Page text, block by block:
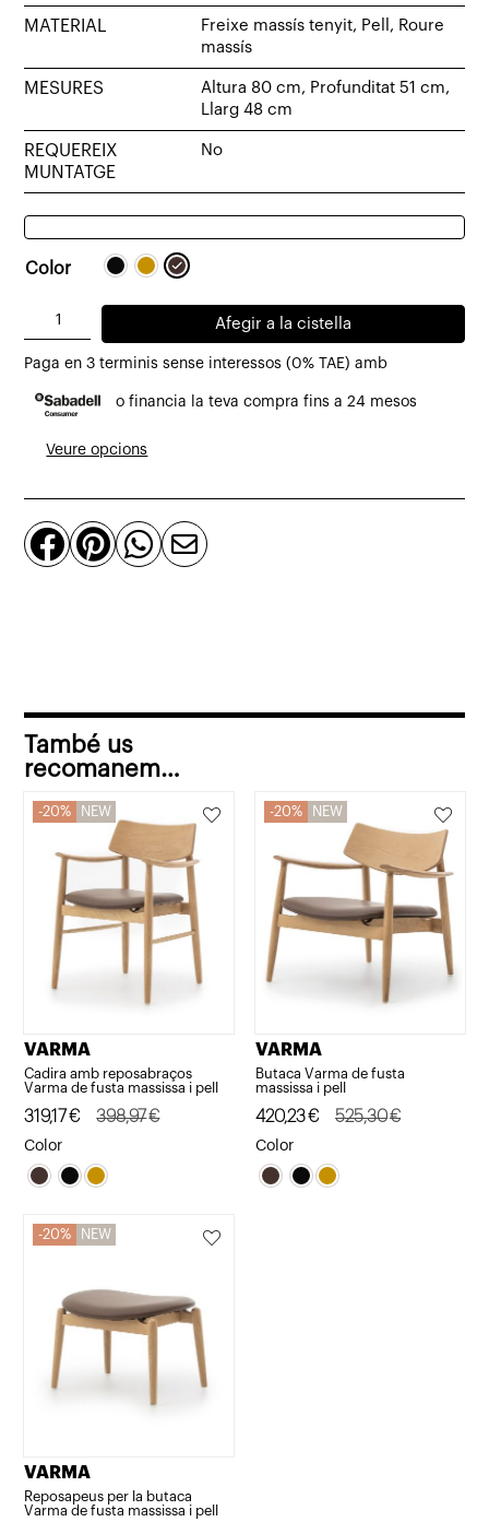
MATERIAL
Freixe massís tenyit, Pell, Roure
massís
MESURES
Altura 80 cm, Profunditat 51 cm,
Llarg 48 cm
REQUEREIX
MUNTATGE
No
Color
quantitat
Cadira
Varma
massissa
pell
Afegir a la cistella
Paga en 3 terminis sense interessos (0% TAE) amb
o financia la teva compra fins a 24 mesos
Veure opcions
   
També us
recomanem…
20% NEW
VARMA
Cadira amb reposabraços
Varma de fusta massissa i pell
398,97€
El
preu
original
398,97€.
319,17€
El
preu
actual
319,17€.
Color
20% NEW
VARMA
Butaca Varma de fusta
massissa i pell
525,30€
El
preu
original
420,23€
El
preu
actual
Color
20% NEW
VARMA
Reposapeus per la butaca
Varma de fusta massissa i pell